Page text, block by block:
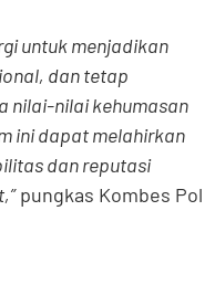
untuk menjadikan
dan tetap
nilai-nilai kehumasan
ini dapat melahirkan
dan reputasi
pungkas Kombes Pol